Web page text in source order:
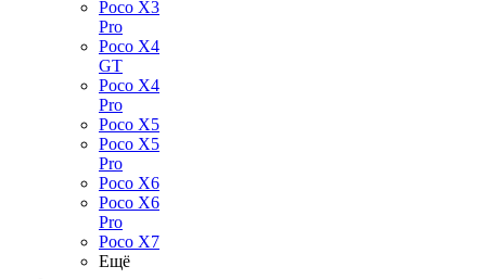
Poco X3
Pro
Poco X4
GT
Poco X4
Pro
Poco X5
Poco X5
Pro
Poco X6
Poco X6
Pro
Poco X7
Ещё